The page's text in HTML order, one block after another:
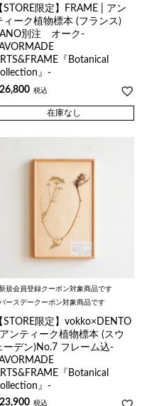
STORE限定】FRAME | アン
ィーク植物標本 (フランス)
別注 オーク-
『Botanical
』-
26,800 税込
在庫なし
規会員登録クーポン対象商品です
バースデークーポン対象商品です
STORE限定】vokko×DENTO
アンティーク植物標本 (スウ
ーデン)No.7 フレーム込-
『Botanical
』-
23,900 税込